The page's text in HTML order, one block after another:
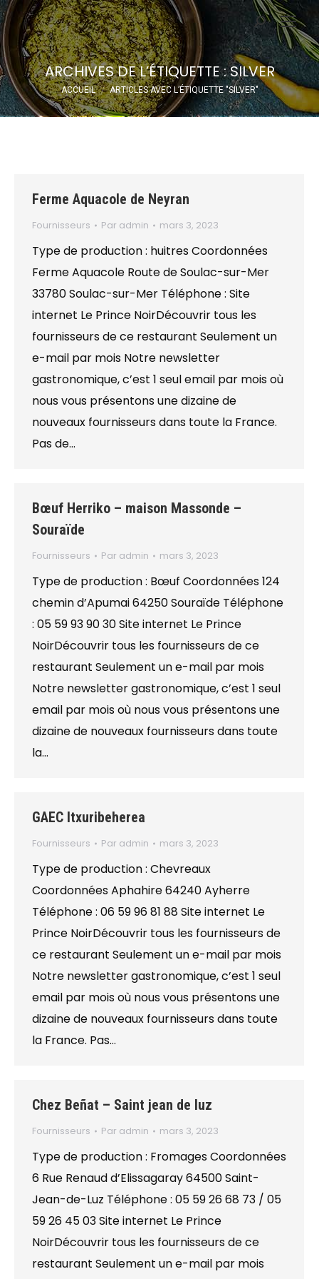
Recherche
:
ARCHIVES DE L’ÉTIQUETTE :SILVER
Vous êtes ici :
ACCUEIL ARTICLES AVEC L’ÉTIQUETTE "SILVER"
Ferme Aquacole de Neyran
Fournisseurs Par admin mars 3, 2023
Type de production : huitres Coordonnées
Ferme Aquacole Route de Soulac-sur-Mer
33780 Soulac-sur-Mer Téléphone : Site
internet Le Prince NoirDécouvrir tous les
fournisseurs de ce restaurant Seulement un
e-mail par mois Notre newsletter
gastronomique, c’est 1 seul email par mois où
nous vous présentons une dizaine de
nouveaux fournisseurs dans toute la France.
Pas de…
Bœuf Herriko – maison Massonde –
Souraïde
Fournisseurs Par admin mars 3, 2023
Type de production : Bœuf Coordonnées 124
chemin d’Apumai 64250 Souraïde Téléphone
: 05 59 93 90 30 Site internet Le Prince
NoirDécouvrir tous les fournisseurs de ce
restaurant Seulement un e-mail par mois
Notre newsletter gastronomique, c’est 1 seul
email par mois où nous vous présentons une
dizaine de nouveaux fournisseurs dans toute
la…
GAEC Itxuribeherea
Fournisseurs Par admin mars 3, 2023
Type de production : Chevreaux
Coordonnées Aphahire 64240 Ayherre
Téléphone : 06 59 96 81 88 Site internet Le
Prince NoirDécouvrir tous les fournisseurs de
ce restaurant Seulement un e-mail par mois
Notre newsletter gastronomique, c’est 1 seul
email par mois où nous vous présentons une
dizaine de nouveaux fournisseurs dans toute
la France. Pas…
Chez Beñat – Saint jean de luz
Fournisseurs Par admin mars 3, 2023
Type de production : Fromages Coordonnées
6 Rue Renaud d’Elissagaray 64500 Saint-
Jean-de-Luz Téléphone : 05 59 26 68 73 / 05
59 26 45 03 Site internet Le Prince
NoirDécouvrir tous les fournisseurs de ce
restaurant Seulement un e-mail par mois